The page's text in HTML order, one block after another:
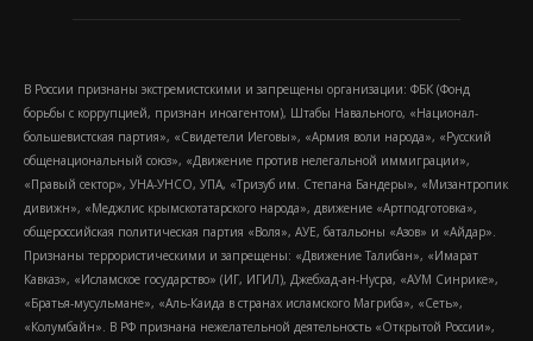
В России признаны экстремистскими и запрещены организации: ФБК (Фонд
борьбы с коррупцией, признан иноагентом), Штабы Навального, «Национал-
большевистская партия», «Свидетели Иеговы», «Армия воли народа», «Русский
общенациональный союз», «Движение против нелегальной иммиграции»,
«Правый сектор», УНА-УНСО, УПА, «Тризуб им. Степана Бандеры», «Мизантропик
дивижн», «Меджлис крымскотатарского народа», движение «Артподготовка»,
общероссийская политическая партия «Воля», АУЕ, батальоны «Азов» и «Айдар».
Признаны террористическими и запрещены: «Движение Талибан», «Имарат
Кавказ», «Исламское государство» (ИГ, ИГИЛ), Джебхад-ан-Нусра, «АУМ Синрике»,
«Братья-мусульмане», «Аль-Каида в странах исламского Магриба», «Сеть»,
«Колумбайн». В РФ признана нежелательной деятельность «Открытой России»,